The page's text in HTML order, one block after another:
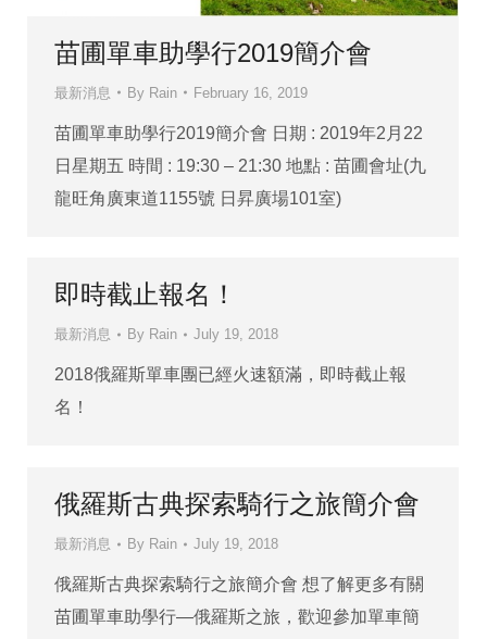
苗圃單車助學行2019簡介會
最新消息 By Rain February 16, 2019
苗圃單車助學行2019簡介會 日期 : 2019年2月22
日星期五 時間 : 19:30 – 21:30 地點 : 苗圃會址(九
龍旺角廣東道1155號 日昇廣場101室)
即時截止報名！
最新消息 By Rain July 19, 2018
2018俄羅斯單車團已經火速額滿，即時截止報
名！
俄羅斯古典探索騎行之旅簡介會
最新消息 By Rain July 19, 2018
俄羅斯古典探索騎行之旅簡介會 想了解更多有關
苗圃單車助學行—俄羅斯之旅，歡迎參加單車簡